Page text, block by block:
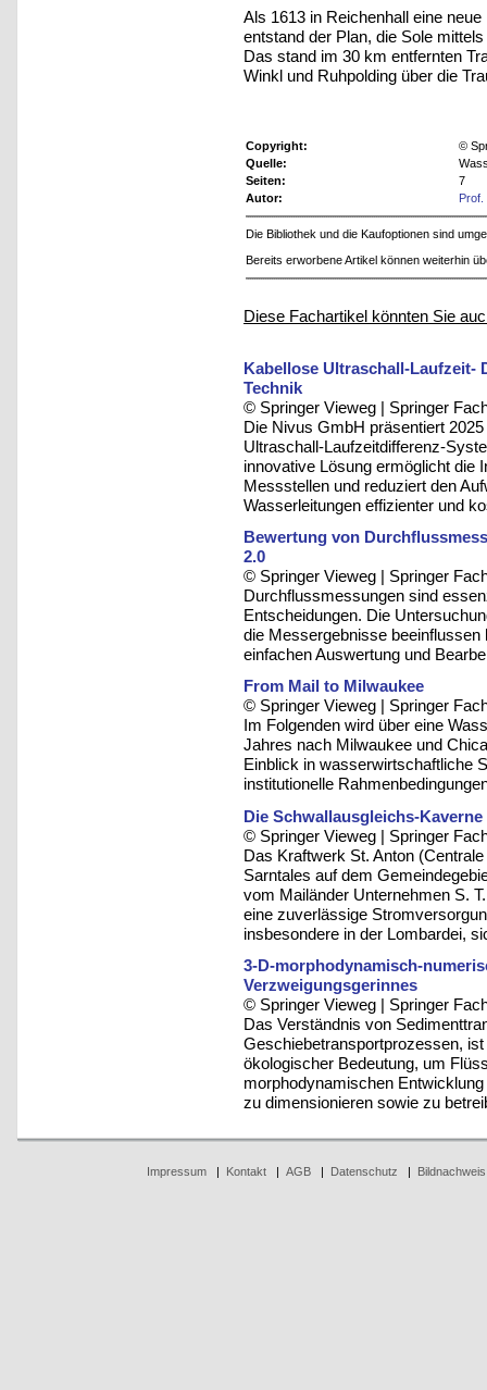
Als 1613 in Reichenhall eine
entstand der Plan, die Sole
Das stand im 30 km entfernten
Winkl und Ruhpolding über die
Copyright:
©
Quelle:
Seiten:
7
Autor:
Die Bibliothek und die Kaufoptionen sind
Bereits erworbene Artikel können weiterhin
Diese Fachartikel könnten Sie
Kabellose Ultraschall-Laufzeit-
Technik
© Springer Vieweg | Springer
Die Nivus GmbH präsentiert
Ultraschall-Laufzeitdifferenz-
innovative Lösung ermöglicht die
Messstellen und reduziert den
Wasserleitungen effizienter und
Bewertung von
2.0
© Springer Vieweg | Springer
Durchflussmessungen sind
Entscheidungen. Die
die Messergebnisse
einfachen Auswertung und
From Mail to Milwaukee
© Springer Vieweg | Springer
Im Folgenden wird über eine
Jahres nach Milwaukee und
Einblick in wasserwirtschaftliche
institutionelle
Die Schwallausgleichs-
© Springer Vieweg | Springer
Das Kraftwerk St. Anton
Sarntales auf dem
vom Mailänder Unternehmen S.
eine zuverlässige
insbesondere in der Lombardei,
3-D-morphodynamisch-
Verzweigungsgerinnes
© Springer Vieweg | Springer
Das Verständnis von
Geschiebetransportprozessen,
ökologischer Bedeutung, um
morphodynamischen
zu dimensionieren sowie zu
Impressum| Kontakt| AGB| Datenschutz Bildnachweis